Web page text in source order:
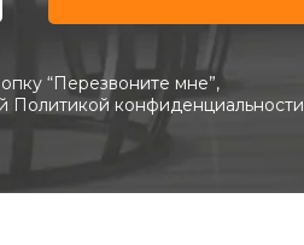
“Перезвоните мне”,
Политикой конфиденциальности